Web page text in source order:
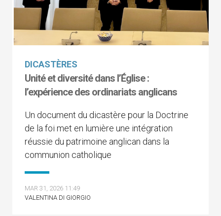
DICASTÈRES
Unité et diversité dans l’Église :
l’expérience des ordinariats anglicans
Un document du dicastère pour la Doctrine
de la foi met en lumière une intégration
réussie du patrimoine anglican dans la
communion catholique
MAR 31, 2026 11:49
VALENTINA DI GIORGIO